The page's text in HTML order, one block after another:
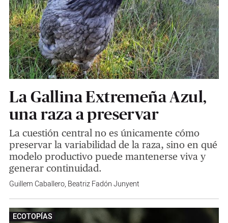
La Gallina Extremeña Azul,
una raza a preservar
La cuestión central no es únicamente cómo
preservar la variabilidad de la raza, sino en qué
modelo productivo puede mantenerse viva y
generar continuidad.
Guillem Caballero, Beatriz Fadón Junyent
ECOTOPÍAS